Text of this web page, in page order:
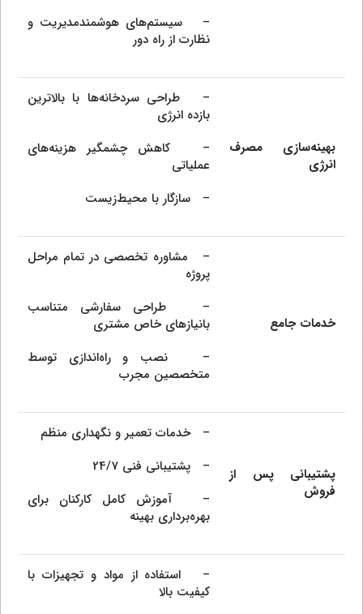
– سیستم‌های هوشمندمدیریت و
نظارت از راه دور
بهینه‌سازی مصرف
انرژی
– طراحی سردخانه‌ها با بالاترین
بازده انرژی
– کاهش چشمگیر هزینه‌های
عملیاتی
– سازگار با محیط‌زیست
خدمات جامع
– مشاوره تخصصی در تمام مراحل
پروژه
– طراحی سفارشی متناسب
بانیازهای خاص مشتری
– نصب و راه‌اندازی توسط
متخصصین مجرب
پشتیبانی پس از
فروش
– خدمات تعمیر و نگهداری منظم
– پشتیبانی فنی 24/7
– آموزش کامل کارکنان برای
بهره‌برداری بهینه
– استفاده از مواد و تجهیزات با
کیفیت بالا